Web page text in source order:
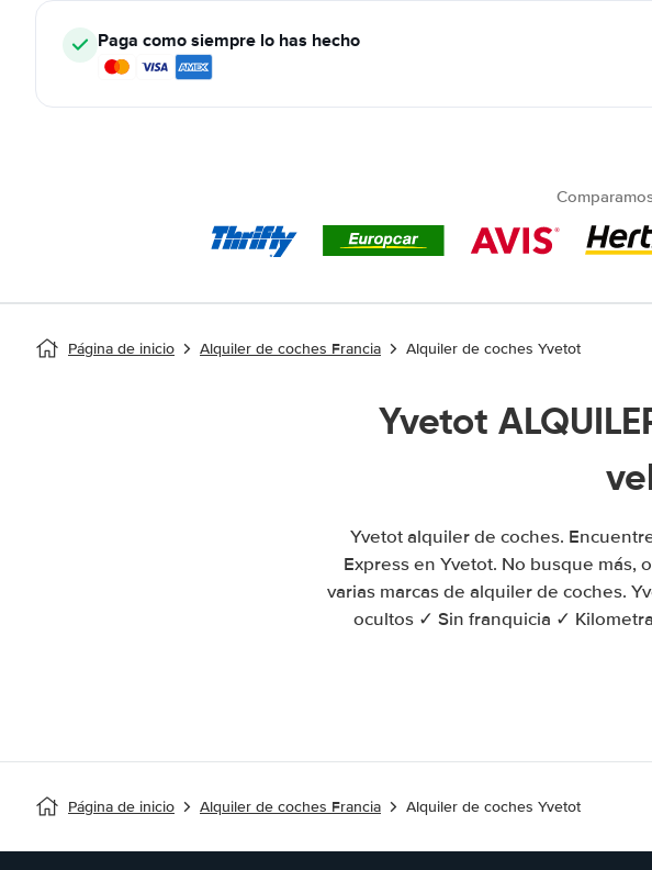
Paga como siempre lo has hecho
Página de inicio Alquiler de coches Francia Alquiler de coches Yvetot
Yvetot
Yvetot alquiler de coches.
Express en Yvetot. No busque
varias marcas de alquiler de coches.
ocultos ✓ Sin franquicia ✓
Página de inicio Alquiler de coches Francia Alquiler de coches Yvetot